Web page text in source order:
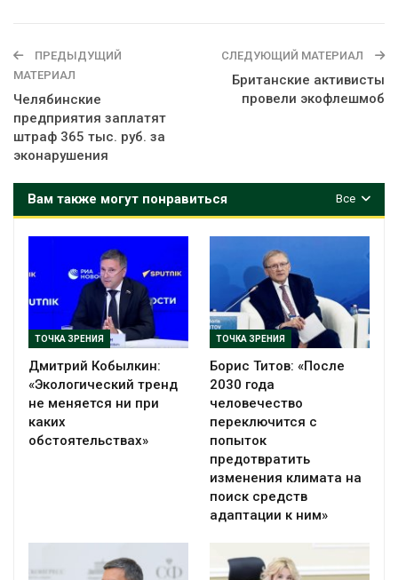
ПРЕДЫДУЩИЙ
МАТЕРИАЛ
Челябинские
предприятия заплатят
штраф 365 тыс. руб. за
эконарушения
СЛЕДУЮЩИЙ МАТЕРИАЛ
Британские активисты
провели экофлешмоб
Все
Вам также могут понравиться
ТОЧКА ЗРЕНИЯ
Дмитрий Кобылкин:
«Экологический тренд
не меняется ни при
каких
обстоятельствах»
ТОЧКА ЗРЕНИЯ
Борис Титов: «После
2030 года
человечество
переключится с
попыток
предотвратить
изменения климата на
поиск средств
адаптации к ним»